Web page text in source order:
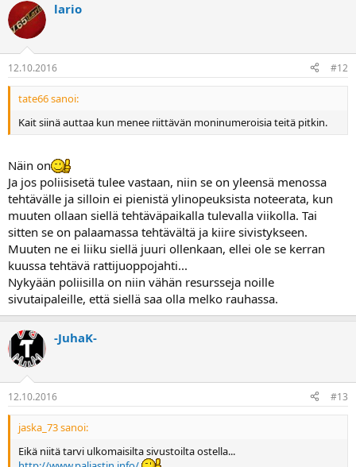
lario
12.10.2016 #12
tate66 sanoi:
Kait siinä auttaa kun menee riittävän moninumeroisia teitä pitkin.
Näin on
Ja jos poliisisetä tulee vastaan, niin se on yleensä menossa
tehtävälle ja silloin ei pienistä ylinopeuksista noteerata, kun
muuten ollaan siellä tehtäväpaikalla tulevalla viikolla. Tai
sitten se on palaamassa tehtävältä ja kiire sivistykseen.
Muuten ne ei liiku siellä juuri ollenkaan, ellei ole se kerran
kuussa tehtävä rattijuoppojahti...
Nykyään poliisilla on niin vähän resursseja noille
sivutaipaleille, että siellä saa olla melko rauhassa.
-JuhaK-
12.10.2016 #13
jaska_73 sanoi:
Eikä niitä tarvi ulkomaisilta sivustoilta ostella...